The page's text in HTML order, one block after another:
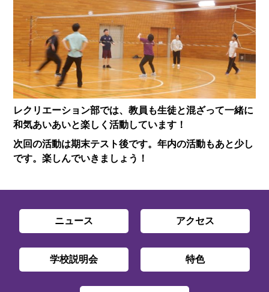
レクリエーション部では、教員も生徒と混ざって一緒に
和気あいあいと楽しく活動しています！
次回の活動は期末テスト後です。年内の活動もあと少し
です。楽しんでいきましょう！
ニュース アクセス
学校説明会 特色